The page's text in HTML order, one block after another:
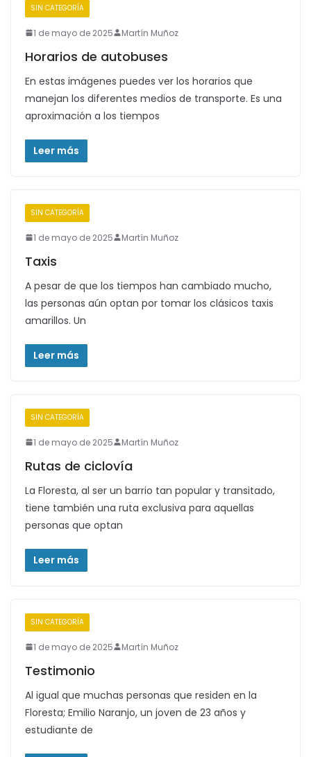
SIN CATEGORÍA
1 de mayo de 2025 Martín Muñoz
Horarios de autobuses
En estas imágenes puedes ver los horarios que
manejan los diferentes medios de transporte. Es una
aproximación a los tiempos
Leer más
SIN CATEGORÍA
1 de mayo de 2025 Martín Muñoz
Taxis
A pesar de que los tiempos han cambiado mucho,
las personas aún optan por tomar los clásicos taxis
amarillos. Un
Leer más
SIN CATEGORÍA
1 de mayo de 2025 Martín Muñoz
Rutas de ciclovía
La Floresta, al ser un barrio tan popular y transitado,
tiene también una ruta exclusiva para aquellas
personas que optan
Leer más
SIN CATEGORÍA
1 de mayo de 2025 Martín Muñoz
Testimonio
Al igual que muchas personas que residen en la
Floresta; Emilio Naranjo, un joven de 23 años y
estudiante de